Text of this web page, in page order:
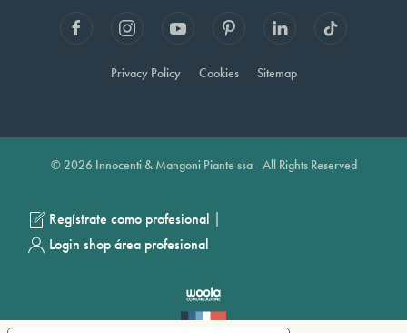
Privacy Policy Cookies Sitemap
© 2026 Innocenti & Mangoni Piante ssa - All Rights Reserved
Regístrate como profesional |
Login shop área profesional